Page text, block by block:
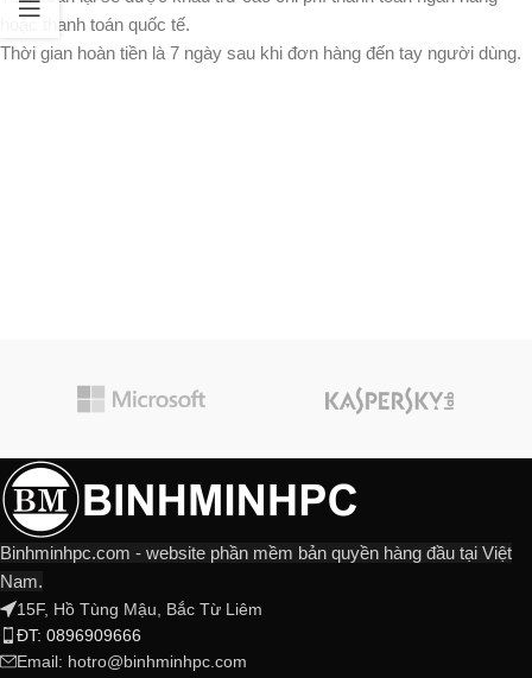
hoặc thanh toán quốc tế.
Thời gian hoàn tiền là 7 ngày sau khi đơn hàng đến tay người dùng.
Binhminhpc.com - website phần mềm bản quyền hàng đầu tại Việt
Nam.
15F, Hồ Tùng Mậu, Bắc Từ Liêm
ĐT: 0896909666
Email: hotro@binhminhpc.com